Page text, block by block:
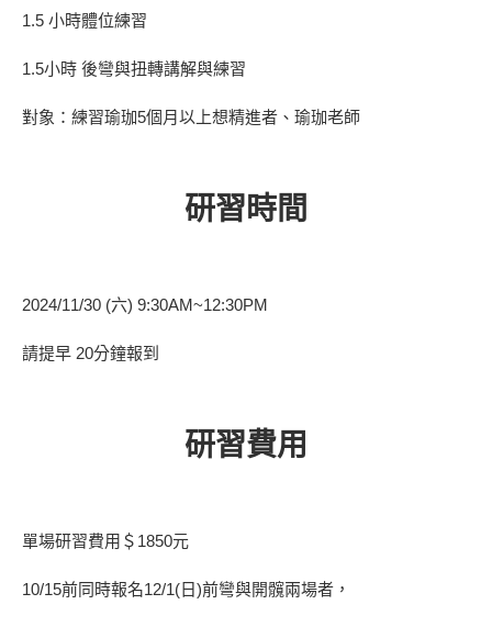
1.5 小時體位練習
1.5小時 後彎與扭轉講解與練習
對象：練習瑜珈5個月以上想精進者、瑜珈老師
研習時間
2024/11/30 (六) 9:30AM~12:30PM
請提早 20分鐘報到
研習費用
單場研習費用＄1850元
10/15前同時報名12/1(日)前彎與開髖兩場者，